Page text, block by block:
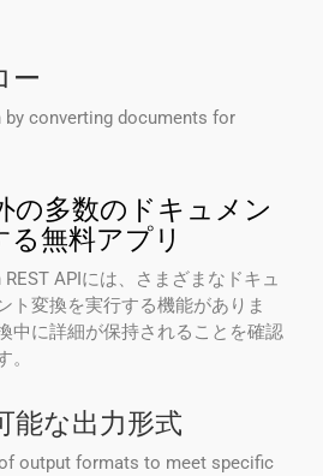
ー
converting documents for
の多数のドキュメン
る無料アプリ
APIには、さまざまなドキュ
ト変換を実行する機能がありま
中に詳細が保持されることを確認
。
能な出力形式
output formats to meet specific